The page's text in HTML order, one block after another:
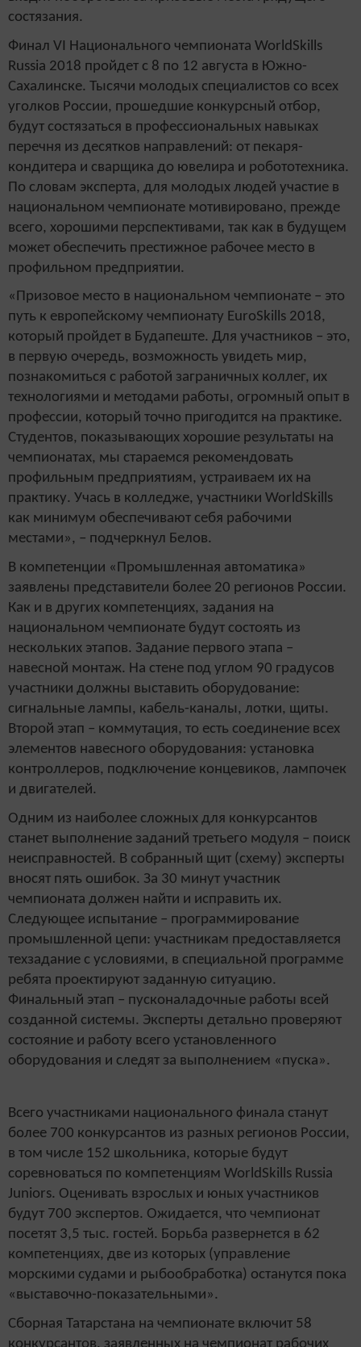
состязания.
Финал VI Национального чемпионата WorldSkills
Russia 2018 пройдет с 8 по 12 августа в Южно-
Сахалинске. Тысячи молодых специалистов со всех
уголков России, прошедшие конкурсный отбор,
будут состязаться в профессиональных навыках
перечня из десятков направлений: от пекаря-
кондитера и сварщика до ювелира и робототехника.
По словам эксперта, для молодых людей участие в
национальном чемпионате мотивировано, прежде
всего, хорошими перспективами, так как в будущем
может обеспечить престижное рабочее место в
профильном предприятии.
«Призовое место в национальном чемпионате – это
путь к европейскому чемпионату EuroSkills 2018,
который пройдет в Будапеште. Для участников – это,
в первую очередь, возможность увидеть мир,
познакомиться с работой заграничных коллег, их
технологиями и методами работы, огромный опыт в
профессии, который точно пригодится на практике.
Студентов, показывающих хорошие результаты на
чемпионатах, мы стараемся рекомендовать
профильным предприятиям, устраиваем их на
практику. Учась в колледже, участники WorldSkills
как минимум обеспечивают себя рабочими
местами», – подчеркнул Белов.
В компетенции «Промышленная автоматика»
заявлены представители более 20 регионов России.
Как и в других компетенциях, задания на
национальном чемпионате будут состоять из
нескольких этапов. Задание первого этапа –
навесной монтаж. На стене под углом 90 градусов
участники должны выставить оборудование:
сигнальные лампы, кабель-каналы, лотки, щиты.
Второй этап – коммутация, то есть соединение всех
элементов навесного оборудования: установка
контроллеров, подключение концевиков, лампочек
и двигателей.
Одним из наиболее сложных для конкурсантов
станет выполнение заданий третьего модуля – поиск
неисправностей. В собранный щит (схему) эксперты
вносят пять ошибок. За 30 минут участник
чемпионата должен найти и исправить их.
Следующее испытание – программирование
промышленной цепи: участникам предоставляется
техзадание с условиями, в специальной программе
ребята проектируют заданную ситуацию.
Финальный этап – пусконаладочные работы всей
созданной системы. Эксперты детально проверяют
состояние и работу всего установленного
оборудования и следят за выполнением «пуска».
Всего участниками национального финала станут
более 700 конкурсантов из разных регионов России,
в том числе 152 школьника, которые будут
соревноваться по компетенциям WorldSkills Russia
Juniors. Оценивать взрослых и юных участников
будут 700 экспертов. Ожидается, что чемпионат
посетят 3,5 тыс. гостей. Борьба развернется в 62
компетенциях, две из которых (управление
морскими судами и рыбообработка) останутся пока
«выставочно-показательными».
Сборная Татарстана на чемпионате включит 58